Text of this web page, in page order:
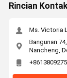
Rincian Kontak
Ms. Victoria
Bangunan
Nancheng,